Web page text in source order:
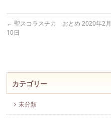
← 聖スコラスチカ おとめ 2020年2月
10日
カテゴリー
未分類